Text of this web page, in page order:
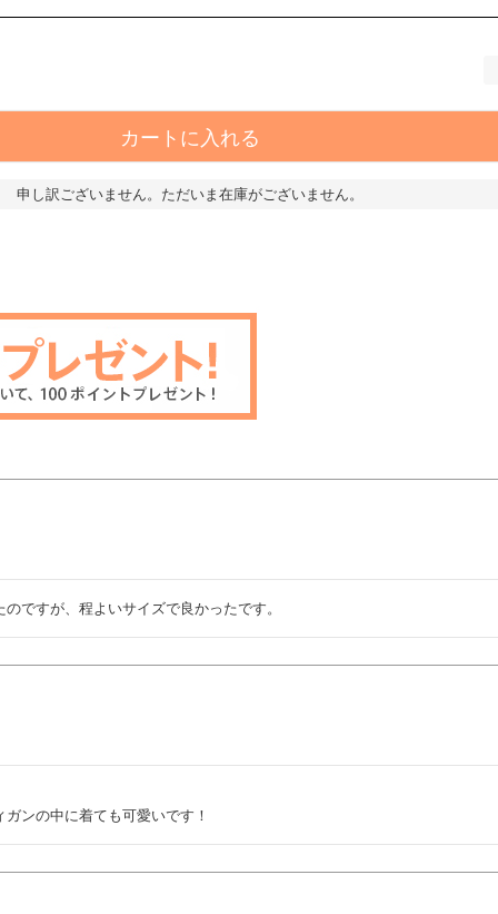
カートに入れる
申し訳ございません。ただいま在庫がございません。
ですが、程よいサイズで良かったです。